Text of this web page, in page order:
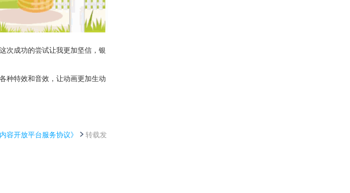
次成功的尝试让我更加坚信，银
种特效和音效，让动画更加生动
容开放平台服务协议》
转载发